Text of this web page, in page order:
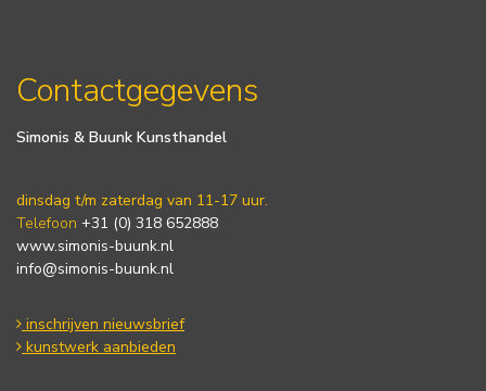
Contactgegevens
Simonis & Buunk Kunsthandel
dinsdag t/m zaterdag van 11-17 uur.
Telefoon +31 (0) 318 652888
www.simonis-buunk.nl
info@simonis-buunk.nl
inschrijven nieuwsbrief
kunstwerk aanbieden